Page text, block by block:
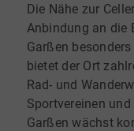
Die Nähe zur
Anbindung an die
Garßen
bietet der Ort
Rad- und
Sportvereinen
Garßen wächst